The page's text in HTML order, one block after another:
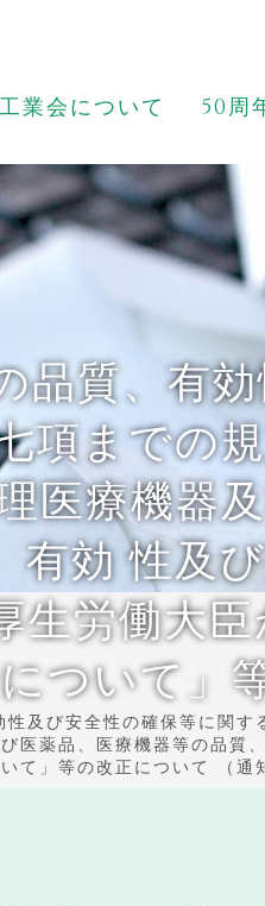
業会について 50周
品質、有
項までの
医療機器
有効 性及
生労働大
ついて」
性及び安全性の確保等に関
医薬品、医療機器等の品
て」等の改正について （通